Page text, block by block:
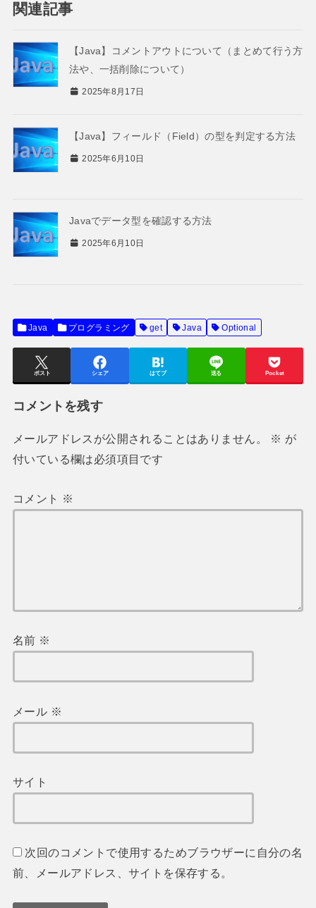
関連記事
【Java】コメントアウトについて（まとめて行う方
法や、一括削除について）
2025年8月17日
【Java】フィールド（Field）の型を判定する方法
2025年6月10日
Javaでデータ型を確認する方法
2025年6月10日
Java プログラミング get Java Optional
ポスト シェア はてブ 送る Pocket
コメントを残す
メールアドレスが公開されることはありません。 ※ が
付いている欄は必須項目です
コメント ※
名前 ※
メール ※
サイト
次回のコメントで使用するためブラウザーに自分の名
前、メールアドレス、サイトを保存する。